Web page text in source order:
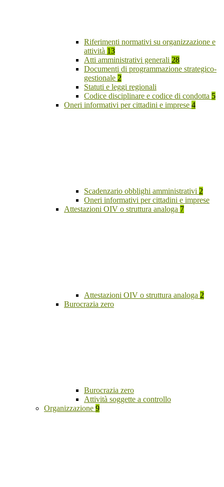
Riferimenti normativi su organizzazione e
attività 13
Atti amministrativi generali 28
Documenti di programmazione strategico-
gestionale 2
Statuti e leggi regionali
Codice disciplinare e codice di condotta 5
Oneri informativi per cittadini e imprese 4
Scadenzario obblighi amministrativi 2
Oneri informativi per cittadini e imprese
Attestazioni OIV o struttura analoga 7
Attestazioni OIV o struttura analoga 2
Burocrazia zero
Burocrazia zero
Attività soggette a controllo
Organizzazione 9